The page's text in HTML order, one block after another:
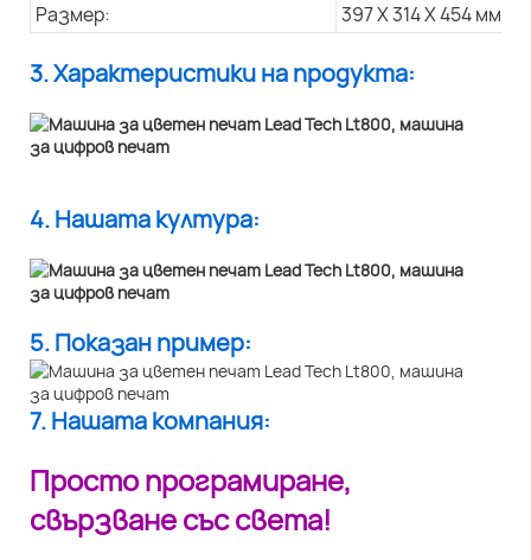
Размер:
397 X 314 X 454 мм
3. Характеристики на продукта:
4. Нашата култура:
5. Показан пример:
7. Нашата компания:
Просто програмиране,
свързване със света!